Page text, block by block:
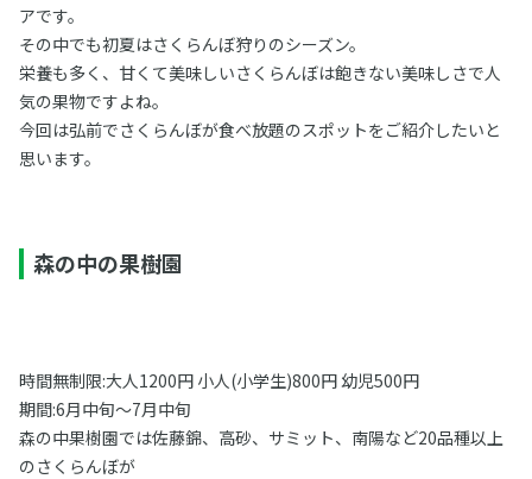
アです。
その中でも初夏はさくらんぼ狩りのシーズン。
栄養も多く、甘くて美味しいさくらんぼは飽きない美味しさで人
気の果物ですよね。
今回は弘前でさくらんぼが食べ放題のスポットをご紹介したいと
思います。
森の中の果樹園
時間無制限:大人1200円 小人(小学生)800円 幼児500円
期間:6月中旬〜7月中旬
森の中果樹園では佐藤錦、高砂、サミット、南陽など20品種以上
のさくらんぼが